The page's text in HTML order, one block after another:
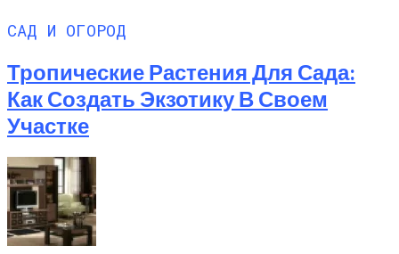
САД И ОГОРОД
Тропические Растения Для Сада:
Как Создать Экзотику В Своем
Участке